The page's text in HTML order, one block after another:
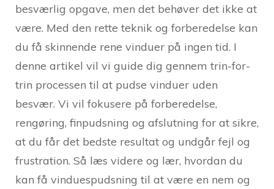
besværlig opgave, men det behøver det ikke at
være. Med den rette teknik og forberedelse kan
du få skinnende rene vinduer på ingen tid. I
denne artikel vil vi guide dig gennem trin-for-
trin processen til at pudse vinduer uden
besvær. Vi vil fokusere på forberedelse,
rengøring, finpudsning og afslutning for at sikre,
at du får det bedste resultat og undgår fejl og
frustration. Så læs videre og lær, hvordan du
kan få vinduespudsning til at være en nem og